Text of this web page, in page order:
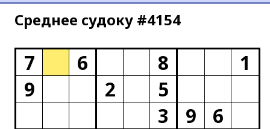
Среднее cудоку #4154
7 6 8
1
9
2
5
3
9
6